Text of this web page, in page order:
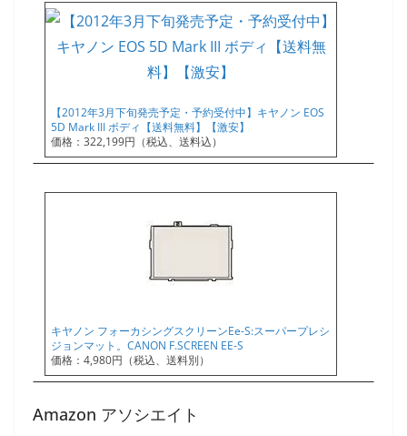
【2012年3月下旬発売予定・予約受付中】キヤノン EOS
5D Mark III ボディ【送料無料】【激安】
価格：322,199円（税込、送料込）
キヤノン フォーカシングスクリーンEe-S:スーパープレシ
ジョンマット。CANON F.SCREEN EE-S
価格：4,980円（税込、送料別）
Amazon アソシエイト